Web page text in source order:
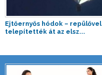
Ejtőernyős hódok – repülővel
telepítették át az elsz...